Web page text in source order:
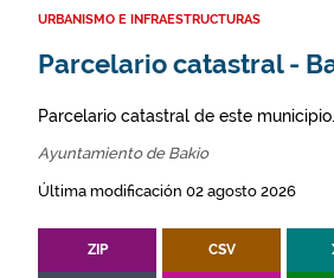
URBANISMO E INFRAESTRUCTURAS
Parcelario catastral -
Parcelario catastral de este municipio.
Ayuntamiento de Bakio
Última modificación 02 agosto 2026
ZIP CSV